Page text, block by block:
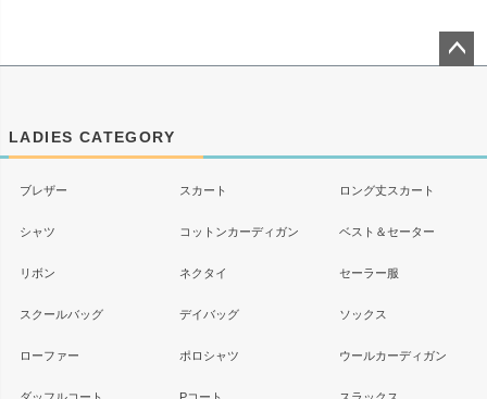
LADIES CATEGORY
ブレザー スカート ロング丈スカート
シャツ コットンカーディガン ベスト＆セーター
リボン ネクタイ セーラー服
スクールバッグ デイバッグ ソックス
ローファー ポロシャツ ウールカーディガン